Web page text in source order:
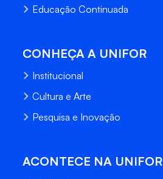
Educação Continuada
CONHEÇA A UNIFOR
Institucional
Cultura e Arte
Pesquisa e Inovação
ACONTECE NA UNIFOR